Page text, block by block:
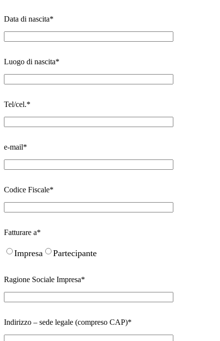
Data di nascita*
Luogo di nascita*
Tel/cel.*
e-mail*
Codice Fiscale*
Fatturare a*
Impresa Partecipante
Ragione Sociale Impresa*
Indirizzo – sede legale (compreso CAP)*